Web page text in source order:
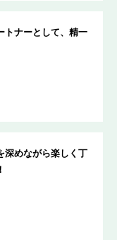
トナーとして、精一
深めながら楽しく丁